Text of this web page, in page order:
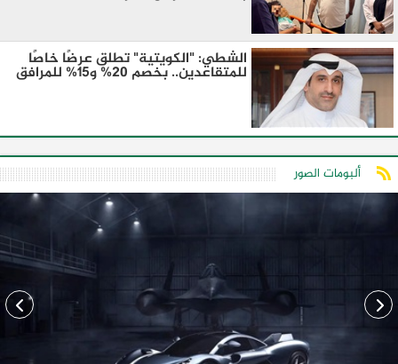
الشطي: "الكويتية" تطلق عرضًا خاصًا
للمتقاعدين.. بخصم 20% و15% للمرافق
ألبومات الصور